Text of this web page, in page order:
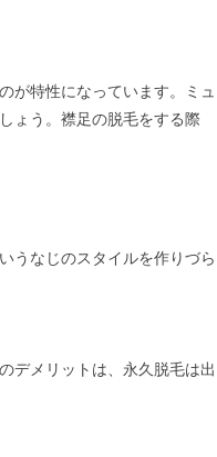
が特性になっています。ミュ
ょう。襟足の脱毛をする際
うなじのスタイルを作りづら
デメリットは、永久脱毛は出